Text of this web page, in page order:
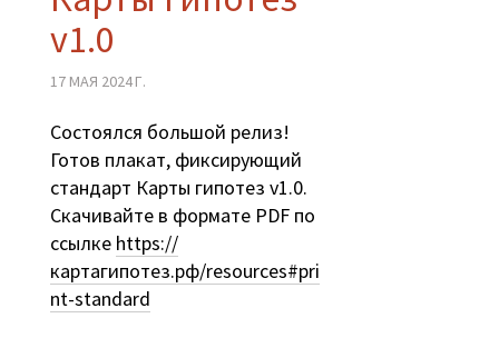
v1.0
17 МАЯ 2024 Г.
Состоялся большой релиз!
Готов плакат, фиксирующий
стандарт Карты гипотез v1.0.
Скачивайте в формате PDF по
ссылке https://
картагипотез.рф/resources#pri
nt-standard